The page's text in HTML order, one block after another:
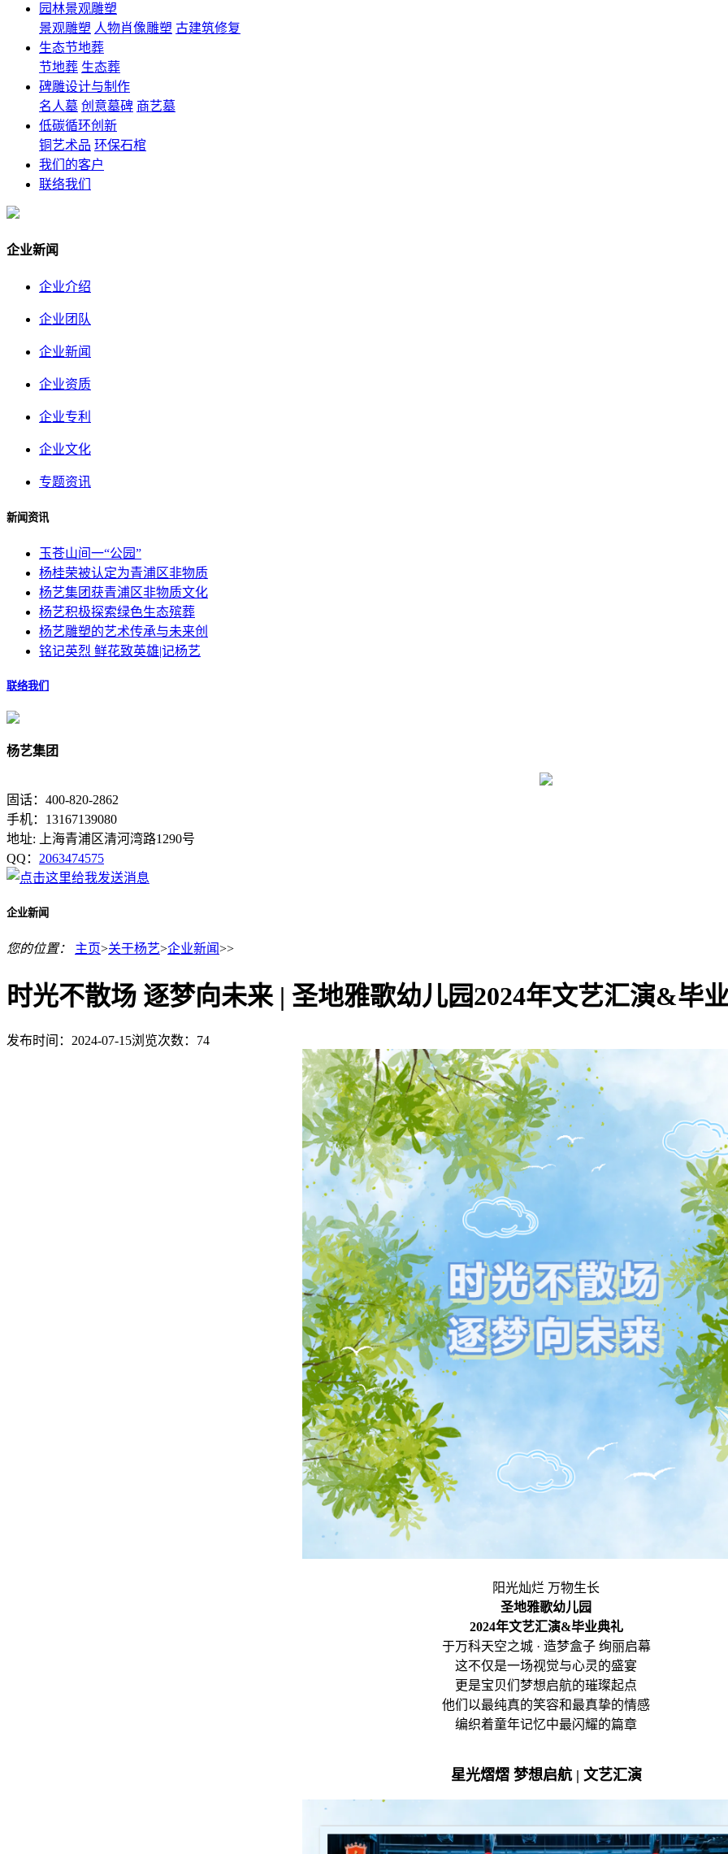
园林景观雕塑
景观雕塑 人物肖像雕塑 古建筑修复
生态节地葬
节地葬 生态葬
碑雕设计与制作
名人墓 创意墓碑 商艺墓
低碳循环创新
铜艺术品 环保石棺
我们的客户
联络我们
企业新闻
企业介绍
企业团队
企业新闻
企业资质
企业专利
企业文化
专题资讯
新闻资讯
玉苍山间一“公园”
杨桂荣被认定为青浦区非物质
杨艺集团获青浦区非物质文化
杨艺积极探索绿色生态殡葬
杨艺雕塑的艺术传承与未来创
铭记英烈 鲜花致英雄|记杨艺
联络我们
杨艺集团
固话：400-820-2862
手机：13167139080
地址: 上海青浦区清河湾路1290号
QQ： 2063474575
企业新闻
您的位置： 主页>关于杨艺>企业新闻>>
时光不散场 逐梦向未来 | 圣地雅歌幼儿园2024年文艺汇演&毕
发布时间：2024-07-15浏览次数： 74
阳光灿烂 万物生长
圣地雅歌幼儿园
2024年文艺汇演&毕业典礼
于万科天空之城 · 造梦盒子 绚丽启幕
这不仅是一场视觉与心灵的盛宴
更是宝贝们梦想启航的璀璨起点
他们以最纯真的笑容和最真挚的情感
编织着童年记忆中最闪耀的篇章
星光熠熠 梦想启航 | 文艺汇演